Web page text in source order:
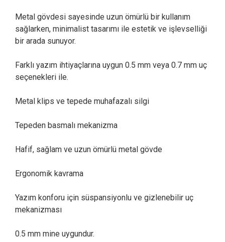
Metal gövdesi sayesinde uzun ömürlü bir kullanım
sağlarken, minimalist tasarımı ile estetik ve işlevselliği
bir arada sunuyor.
Farklı yazım ihtiyaçlarına uygun 0.5 mm veya 0.7 mm uç
seçenekleri ile.
Metal klips ve tepede muhafazalı silgi
Tepeden basmalı mekanizma
Hafif, sağlam ve uzun ömürlü metal gövde
Ergonomik kavrama
Yazım konforu için süspansiyonlu ve gizlenebilir uç
mekanizması
0.5 mm mine uygundur.